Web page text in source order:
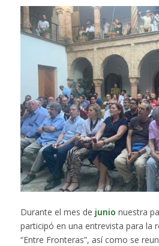
Durante el mes de junio nuestra
participó en una entrevista para la
“Entre Fronteras”, así como se